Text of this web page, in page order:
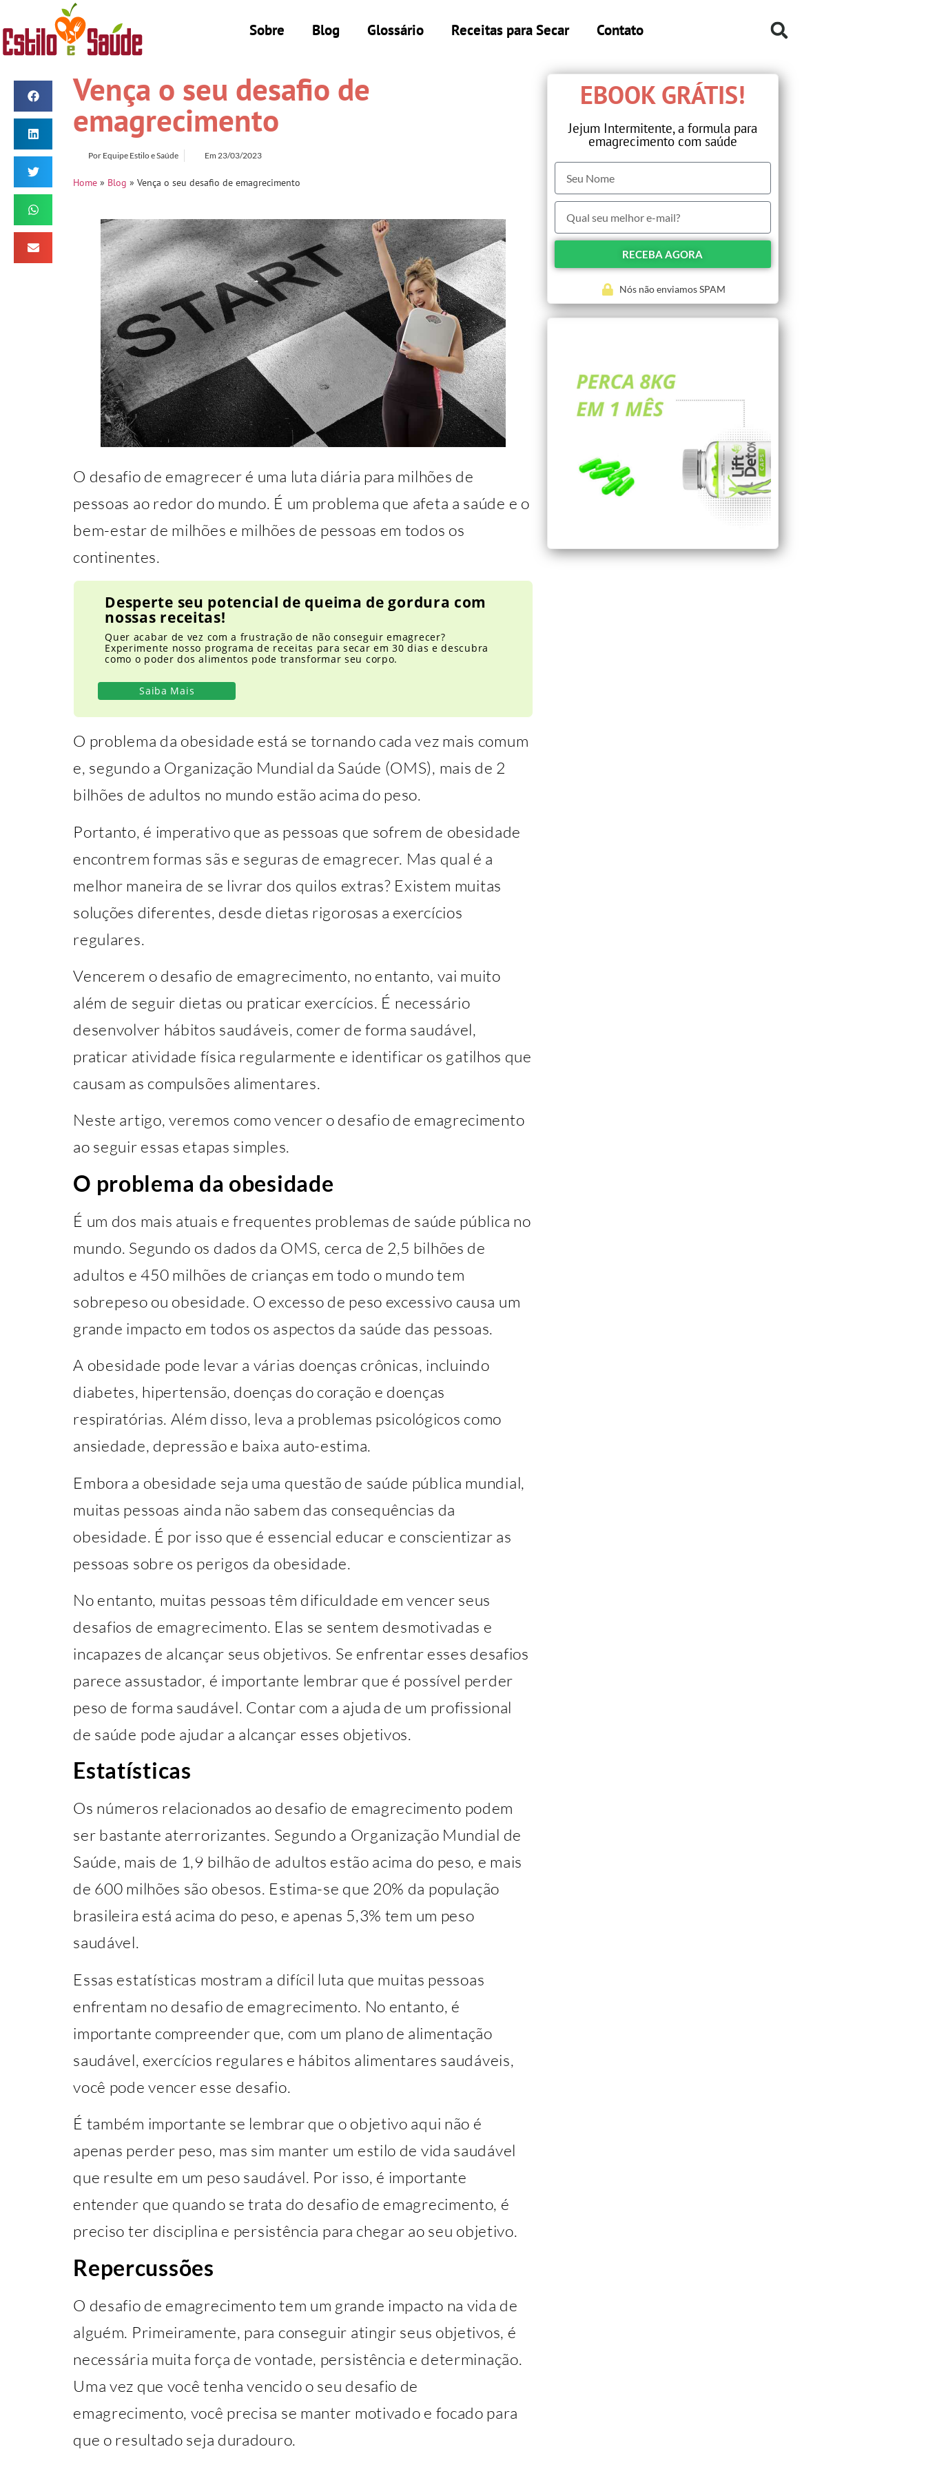
Sobre Blog Glossário Receitas para Secar Contato
Vença o seu desafio de
emagrecimento
Por Equipe Estilo e Saúde Em 23/03/2023
Home » Blog »Vença o seu desafio de emagrecimento
O desafio de emagrecer é uma luta diária para milhões de
pessoas ao redor do mundo. É um problema que afeta a saúde e o
bem-estar de milhões e milhões de pessoas em todos os
continentes.
Desperte seu potencial de queima de gordura com
nossas receitas!
Quer acabar de vez com a frustração de não conseguir emagrecer?
Experimente nosso programa de receitas para secar em 30 dias e descubra
como o poder dos alimentos pode transformar seu corpo.
Saiba Mais
O problema da obesidade está se tornando cada vez mais comum
e, segundo a Organização Mundial da Saúde (OMS), mais de 2
bilhões de adultos no mundo estão acima do peso.
Portanto, é imperativo que as pessoas que sofrem de obesidade
encontrem formas sãs e seguras de emagrecer. Mas qual é a
melhor maneira de se livrar dos quilos extras? Existem muitas
soluções diferentes, desde dietas rigorosas a exercícios
regulares.
Vencerem o desafio de emagrecimento, no entanto, vai muito
além de seguir dietas ou praticar exercícios. É necessário
desenvolver hábitos saudáveis, comer de forma saudável,
praticar atividade física regularmente e identificar os gatilhos que
causam as compulsões alimentares.
Neste artigo, veremos como vencer o desafio de emagrecimento
ao seguir essas etapas simples.
O problema da obesidade
É um dos mais atuais e frequentes problemas de saúde pública no
mundo. Segundo os dados da OMS, cerca de 2,5 bilhões de
adultos e 450 milhões de crianças em todo o mundo tem
sobrepeso ou obesidade. O excesso de peso excessivo causa um
grande impacto em todos os aspectos da saúde das pessoas.
A obesidade pode levar a várias doenças crônicas, incluindo
diabetes, hipertensão, doenças do coração e doenças
respiratórias. Além disso, leva a problemas psicológicos como
ansiedade, depressão e baixa auto-estima.
Embora a obesidade seja uma questão de saúde pública mundial,
muitas pessoas ainda não sabem das consequências da
obesidade. É por isso que é essencial educar e conscientizar as
pessoas sobre os perigos da obesidade.
No entanto, muitas pessoas têm dificuldade em vencer seus
desafios de emagrecimento. Elas se sentem desmotivadas e
incapazes de alcançar seus objetivos. Se enfrentar esses desafios
parece assustador, é importante lembrar que é possível perder
peso de forma saudável. Contar com a ajuda de um profissional
de saúde pode ajudar a alcançar esses objetivos.
Estatísticas
Os números relacionados ao desafio de emagrecimento podem
ser bastante aterrorizantes. Segundo a Organização Mundial de
Saúde, mais de 1,9 bilhão de adultos estão acima do peso, e mais
de 600 milhões são obesos. Estima-se que 20% da população
brasileira está acima do peso, e apenas 5,3% tem um peso
saudável.
Essas estatísticas mostram a difícil luta que muitas pessoas
enfrentam no desafio de emagrecimento. No entanto, é
importante compreender que, com um plano de alimentação
saudável, exercícios regulares e hábitos alimentares saudáveis,
você pode vencer esse desafio.
É também importante se lembrar que o objetivo aqui não é
apenas perder peso, mas sim manter um estilo de vida saudável
que resulte em um peso saudável. Por isso, é importante
entender que quando se trata do desafio de emagrecimento, é
preciso ter disciplina e persistência para chegar ao seu objetivo.
Repercussões
O desafio de emagrecimento tem um grande impacto na vida de
alguém. Primeiramente, para conseguir atingir seus objetivos, é
necessária muita força de vontade, persistência e determinação.
Uma vez que você tenha vencido o seu desafio de
emagrecimento, você precisa se manter motivado e focado para
que o resultado seja duradouro.
EBOOK GRÁTIS!​
Jejum Intermitente, a formula para
emagrecimento com saúde​
RECEBA AGORA
Nós não enviamos SPAM